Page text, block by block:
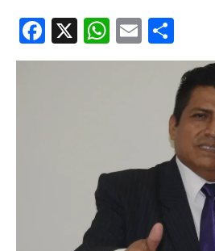
Facebook
X WhatsApp
Email